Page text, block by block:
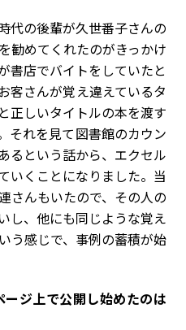
代の後輩が久世番子さんの
勧めてくれたのがきっかけ
書店でバイトをしていたと
客さんが覚え違えているタ
正しいタイトルの本を渡す
それを見て図書館のカウン
るという話から、エクセル
いくことになりました。当
さんもいたので、その人の
し、他にも同じような覚え
う感じで、事例の蓄積が始
ージ上で公開し始めたのは